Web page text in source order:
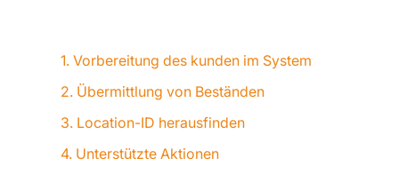
1. Vorbereitung des kunden im System
2. Übermittlung von Beständen
3. Location-ID herausfinden
4. Unterstützte Aktionen